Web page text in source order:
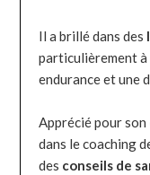
Il a brillé dans des
particulièrement à
endurance et une
Apprécié pour son
dans le coaching
des conseils de